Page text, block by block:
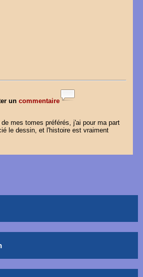
un commentaire
mes tomes préférés, j'ai pour ma part
le dessin, et l'histoire est vraiment